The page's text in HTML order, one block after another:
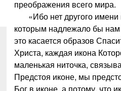
преображения всего мира.
«Ибо нет другого имени
которым надлежало бы
это касается образов
Христа, каждая икона
маленькая ниточка,
Предстоя иконе, мы
Бог в иконе, а потому, что